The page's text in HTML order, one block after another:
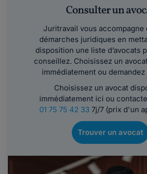
Consulter un
Juritravail vous accompagne
démarches juridiques en
disposition une liste d’avocats
conseillez. Choisissez un
immédiatement ou demandez
Choisissez un avocat
immédiatement ici ou
01 75 75 42 337j/7 (prix d'un
Trouver un avocat